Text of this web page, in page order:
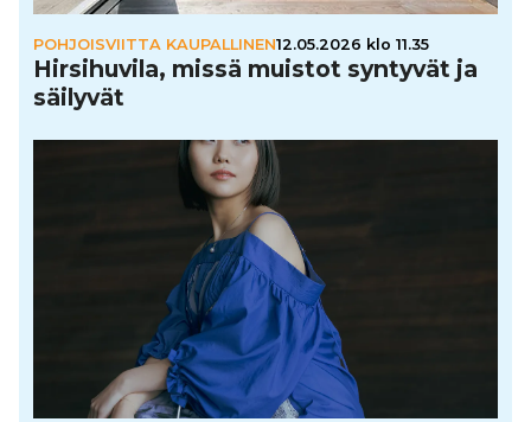
POHJOISVIITTA KAUPALLINEN12.05.2026 klo 11.35
Hir­si­hu­vila, missä muistot syntyvät ja
säilyvät